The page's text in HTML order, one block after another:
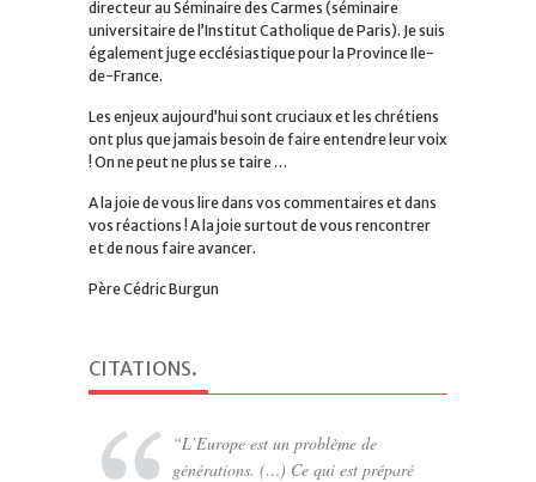
directeur au Séminaire des Carmes (séminaire
universitaire de l’Institut Catholique de Paris). Je suis
également juge ecclésiastique pour la Province Ile-
de-France.
Les enjeux aujourd’hui sont cruciaux et les chrétiens
ont plus que jamais besoin de faire entendre leur voix
! On ne peut ne plus se taire …
A la joie de vous lire dans vos commentaires et dans
vos réactions ! A la joie surtout de vous rencontrer
et de nous faire avancer.
Père Cédric Burgun
CITATIONS.
L’Europe est un problème de
générations. (…) Ce qui est préparé